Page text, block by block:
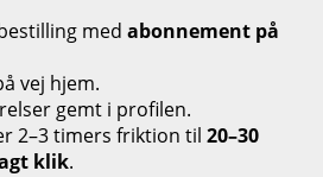
med abonnement på
vej hjem.
gemt i profilen.
2–3 timers friktion til 20–30
klik.